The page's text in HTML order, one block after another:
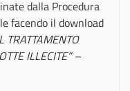
dalla Procedura
facendo il download
TRATTAMENTO
ILLECITE” –